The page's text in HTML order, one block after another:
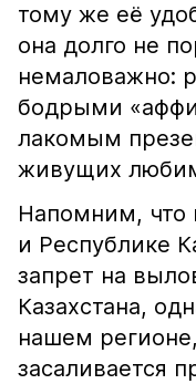
тому же её
она долго не
немаловажно:
бодрыми
лакомым
живущих
Напомним, что
и Республике
запрет на
Казахстана,
нашем
засаливается